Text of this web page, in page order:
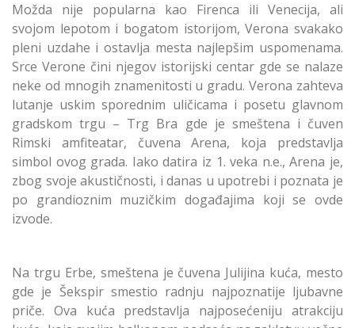
Možda nije popularna kao Firenca ili Venecija, ali
svojom lepotom i bogatom istorijom, Verona svakako
pleni uzdahe i ostavlja mesta najlepšim uspomenama.
Srce Verone čini njegov istorijski centar gde se nalaze
neke od mnogih znamenitosti u gradu. Verona zahteva
lutanje uskim sporednim uličicama i posetu glavnom
gradskom trgu – Trg Bra gde je smeštena i čuven
Rimski amfiteatar, čuvena Arena, koja predstavlja
simbol ovog grada. Iako datira iz 1. veka n.e., Arena je,
zbog svoje akustičnosti, i danas u upotrebi i poznata je
po grandioznim muzičkim događajima koji se ovde
izvode.
Na trgu Erbe, smeštena je čuvena Julijina kuća, mesto
gde je Šekspir smestio radnju najpoznatije ljubavne
priče. Ova kuća predstavlja najposećeniju atrakciju